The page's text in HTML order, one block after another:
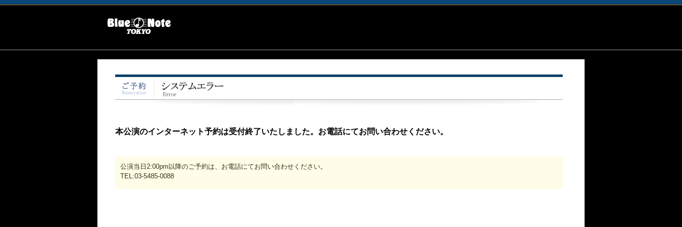
本公演のインターネット予約は受付終了いたしました。お電話にてお問い合わせください。
公演当日2:00pm以降のご予約は、お電話にてお問い合わせください。
TEL:03-5485-0088